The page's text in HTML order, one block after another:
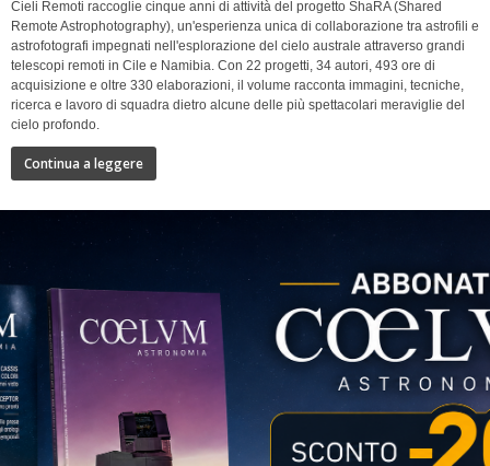
Cieli Remoti raccoglie cinque anni di attività del progetto ShaRA (Shared
Remote Astrophotography), un'esperienza unica di collaborazione tra astrofili e
astrofotografi impegnati nell'esplorazione del cielo australe attraverso grandi
telescopi remoti in Cile e Namibia. Con 22 progetti, 34 autori, 493 ore di
acquisizione e oltre 330 elaborazioni, il volume racconta immagini, tecniche,
ricerca e lavoro di squadra dietro alcune delle più spettacolari meraviglie del
cielo profondo.
Continua a leggere